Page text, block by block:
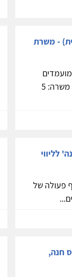
ית) - משרת
המתמודדים על תפקידים שונים בארגון. היקף משרה: 5
לליווי
פעולה של
חנה,